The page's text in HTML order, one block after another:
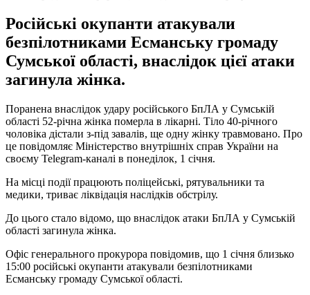
Російські окупанти атакували
безпілотниками Есманську громаду
Сумської області, внаслідок цієї атаки
загинула жінка.
Поранена внаслідок удару російського БпЛА у Сумській
області 52-річна жінка померла в лікарні. Тіло 40-річного
чоловіка дістали з-під завалів, ще одну жінку травмовано. Про
це повідомляє Міністерство внутрішніх справ України на
своєму Telegram-каналі в понеділок, 1 січня.
На місці події працюють поліцейські, рятувальники та
медики, триває ліквідація наслідків обстрілу.
До цього стало відомо, що внаслідок атаки БпЛА у Сумській
області загинула жінка.
Офіс генерального прокурора повідомив, що 1 січня близько
15:00 російські окупанти атакували безпілотниками
Есманську громаду Сумської області.